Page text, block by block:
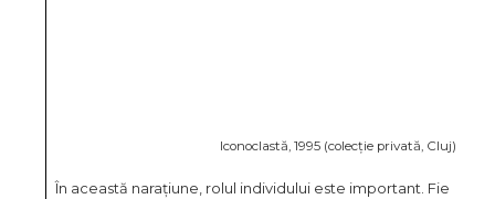
Iconoclastă, 1995 (colecție privată, Cluj)
În această narațiune, rolul individului este important. Fie